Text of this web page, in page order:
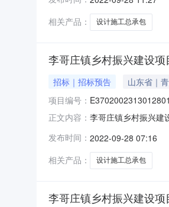
政府联系人：陈同强
相关产品：
设计施工总承包
李哥庄镇乡村振兴建设
招标｜招标预告
山东省｜
项目编号：
正文内容： 李哥庄镇乡村振兴建
州市李哥庄镇人民政
发布时间： 2022-09-28 07:16
相关产品：
设计施工总承包
李哥庄镇乡村振兴建设